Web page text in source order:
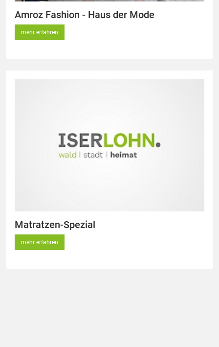
Amroz Fashion - Haus der Mode
mehr erfahren
Matratzen-Spezial
mehr erfahren